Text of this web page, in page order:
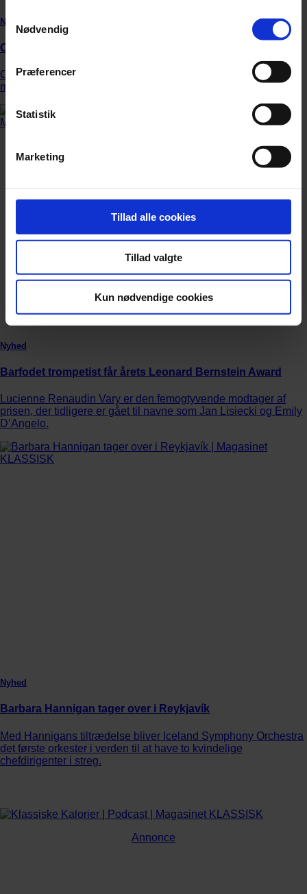
Samtykkevalg
Nødvendig
Præferencer
Statistik
Marketing
Tillad alle cookies
Tillad valgte
Kun nødvendige cookies
Nyhed
Orkesterledelse forbyder røde nelliker
Over 2.000 nelliker er uddelt i solidaritet med chefdirigenten,
men nu slår ledelsen hårdt ned på det røde symbol.
Nyhed
Barfodet trompetist får årets Leonard Bernstein Award
Lucienne Renaudin Vary er den femogtyvende modtager af
prisen, der tidligere er gået til navne som Jan Lisiecki og Emily
D’Angelo.
Nyhed
Barbara Hannigan tager over i Reykjavík
Med Hannigans tiltrædelse bliver Iceland Symphony Orchestra
det første orkester i verden til at have to kvindelige
chefdirigenter i streg.
Annonce